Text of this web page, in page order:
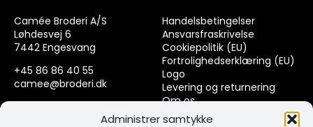
Administrer samtykke
Camée Broderi A/S
Løhdesvej 6
7442 Engesvang
+45 86 86 40 55
camee@broderi.dk
Handelsbetingelser
Ansvarsfraskrivelse
Cookiepolitik (EU)
Fortrolighedserklæring (EU)
Logo
Levering og returnering
Om os
Kontakt